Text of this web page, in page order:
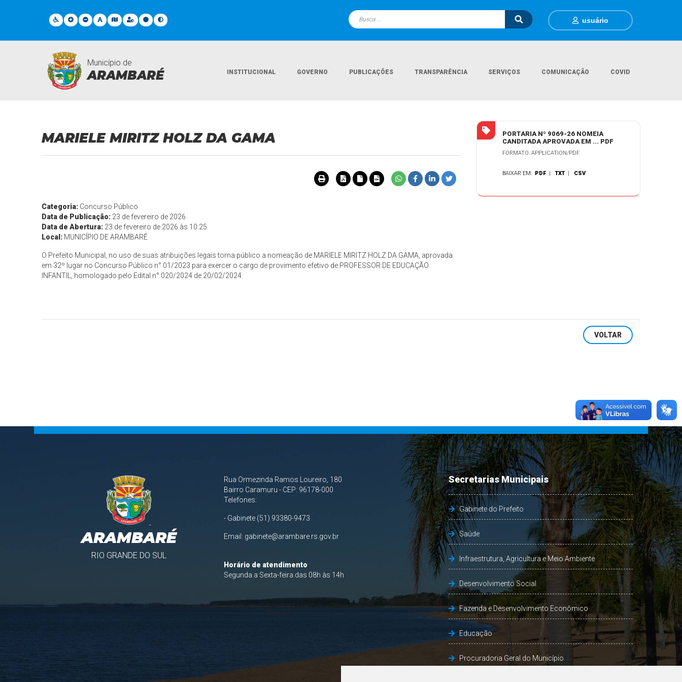
usuário
Município de
ARAMBARÉ INSTITUCIONAL GOVERNO PUBLICAÇÕES TRANSPARÊNCIA SERVIÇOS COMUNICAÇÃO COVID
Contratações
MARIELE MIRITZ HOLZ DA GAMA
Categoria: Concurso Público
Data de Publicação: 23 de fevereiro de 2026
Data de Abertura: 23 de fevereiro de 2026 às 10:25
Local: MUNICÍPIO DE ARAMBARÉ
O Prefeito Municipal, no uso de suas atribuições legais torna público a nomeação de MARIELE MIRITZ HOLZ DA GAMA, aprovada
em 32º lugar no Concurso Público n° 01/2023 para exercer o cargo de provimento efetivo de PROFESSOR DE EDUCAÇÃO
INFANTIL, homologado pelo Edital n° 020/2024 de 20/02/2024.
PORTARIA Nº 9069-26 NOMEIA
CANDITADA APROVADA EM ... PDF
FORMATO: APPLICATION/PDF
BAIXAR EM: PDF |TXT | CSV
VOLTAR
ARAMBARÉ
RIO GRANDE DO SUL
Rua Ormezinda Ramos Loureiro, 180
Bairro Caramuru - CEP: 96178-000
Telefones:
- Gabinete (51) 93380-9473
Email: gabinete@arambare.rs.gov.br
Horário de atendimento
Segunda a Sexta-feira das 08h às 14h
Secretarias Municipais
Gabinete do Prefeito
Saúde
Infraestrutura, Agricultura e Meio Ambiente
Desenvolvimento Social
Fazenda e Desenvolvimento Econômico
Educação
Procuradoria Geral do Município